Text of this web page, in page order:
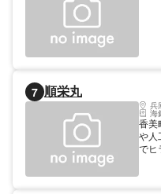
7 順栄丸
兵
海
香美
や人
でヒ